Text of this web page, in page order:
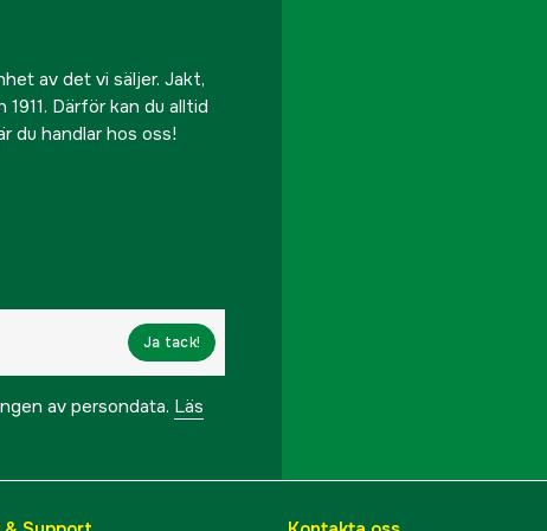
av det vi säljer. Jakt,
Därför kan du alltid
du handlar hos oss!
Ja tack!
av persondata. Läs